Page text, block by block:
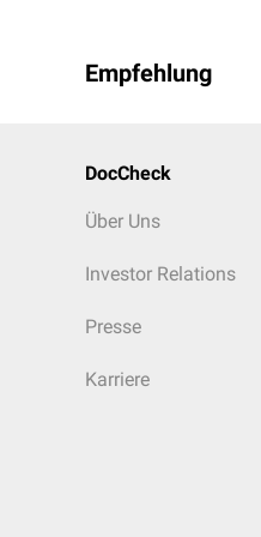
Empfehlung
DocCheck
Über Uns
Investor Relations
Presse
Karriere